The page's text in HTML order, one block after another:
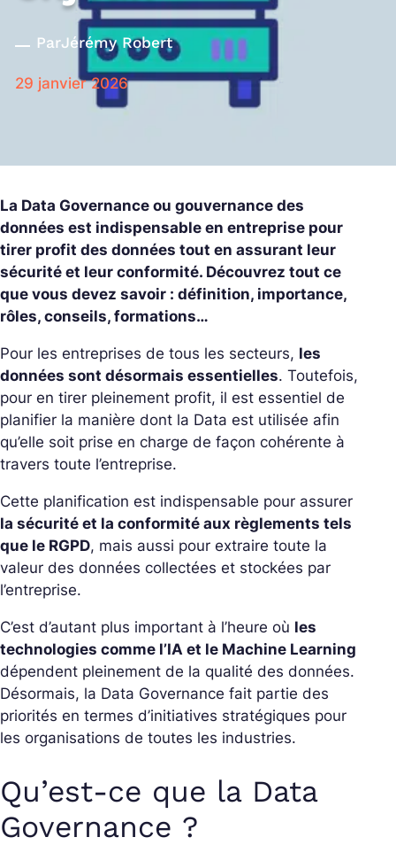
ParJérémy Robert
29 janvier 2026
La Data Governance ou gouvernance des
données est indispensable en entreprise pour
tirer profit des données tout en assurant leur
sécurité et leur conformité. Découvrez tout ce
que vous devez savoir : définition, importance,
rôles, conseils, formations…
Pour les entreprises de tous les secteurs, les
données sont désormais essentielles. Toutefois,
pour en tirer pleinement profit, il est essentiel de
planifier la manière dont la Data est utilisée afin
qu’elle soit prise en charge de façon cohérente à
travers toute l’entreprise.
Cette planification est indispensable pour assurer
la sécurité et la conformité aux règlements tels
que le RGPD, mais aussi pour extraire toute la
valeur des données collectées et stockées par
l’entreprise.
C’est d’autant plus important à l’heure où les
technologies comme l’IA et le Machine Learning
dépendent pleinement de la qualité des données.
Désormais, la Data Governance fait partie des
priorités en termes d’initiatives stratégiques pour
les organisations de toutes les industries.
Qu’est-ce que la Data
Governance ?